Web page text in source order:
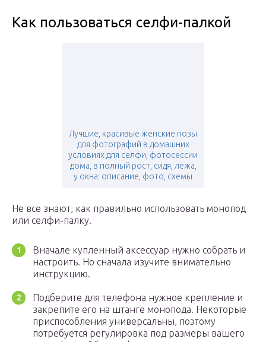
Как пользоваться селфи-палкой
Лучшие, красивые женские позы
для фотографий в домашних
условиях для селфи, фотосессии
дома, в полный рост, сидя, лежа,
у окна: описание, фото, схемы
Не все знают, как правильно использовать монопод
или селфи-палку.
Вначале купленный аксессуар нужно собрать и
настроить. Но сначала изучите внимательно
инструкцию.
Подберите для телефона нужное крепление и
закрепите его на штанге монопода. Некоторые
приспособления универсальны, поэтому
потребуется регулировка под размеры вашего